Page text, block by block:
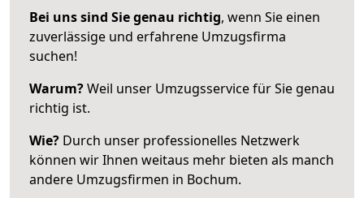
Bei uns sind Sie genau richtig, wenn Sie einen
zuverlässige und erfahrene Umzugsfirma
suchen!
Warum?Weil unser Umzugsservice für Sie genau
richtig ist.
Wie? Durch unser professionelles Netzwerk
können wir Ihnen weitaus mehr bieten als manch
andere Umzugsfirmen in Bochum.